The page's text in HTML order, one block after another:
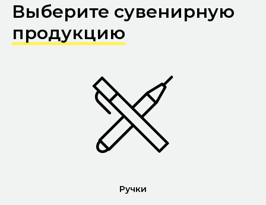
Выберите сувенирную
продукцию
Ручки